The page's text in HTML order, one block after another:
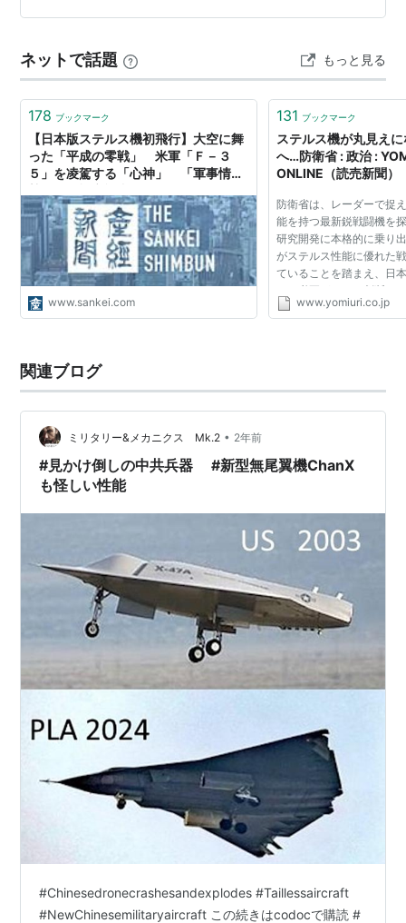
ネットで話題 もっと見る
178 ブックマーク
【日本版ステルス機初飛行】大空に舞
った「平成の零戦」 米軍「Ｆ－３
５」を凌駕する「心神」 「軍事情
ジ）
www.sankei.com
131 ブックマーク
ステルス機が丸見え
へ…防衛省 : 政治 :
ONLINE（読売新聞）
防衛省は、レーダーで捉
能を持つ最新鋭戦闘機を
研究開発に本格的に乗り
がステルス性能に優れた
ていることを踏まえ、日
する必要があると判断し
算の概算要求に研究費３
www.yomiuri.co.jp
関連ブログ
ミリタリー&メカニクス Mk.2 • 2年前
#見かけ倒しの中共兵器 #新型無尾翼機ChanX
も怪しい性能
#Chinesedronecrashesandexplodes #Taillessaircraft
#NewChinesemilitaryaircraft この続きはcodocで購読 #